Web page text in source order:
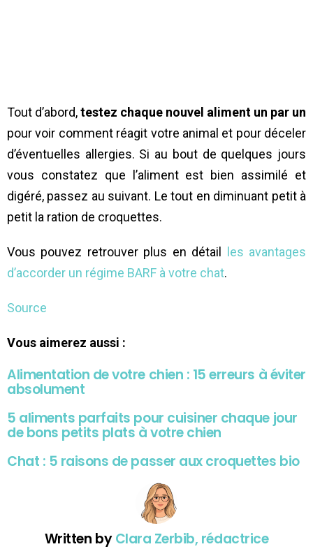
Tout d’abord,testez chaque nouvel aliment un par un
pour voir comment réagit votre animal et pour déceler
d’éventuelles allergies. Si au bout de quelques jours
vous constatez que l’aliment est bien assimilé et
digéré, passez au suivant. Le tout en diminuant petit à
petit la ration de croquettes.
Vous pouvez retrouver plus en détail
les avantages
d’accorder un régime BARF à votre chat.
Source
Vous aimerez aussi :
Alimentation de votre chien : 15 erreurs à éviter
absolument
5 aliments parfaits pour cuisiner chaque jour
de bons petits plats à votre chien
Chat : 5 raisons de passer aux croquettes bio
Written byClara Zerbib, rédactrice